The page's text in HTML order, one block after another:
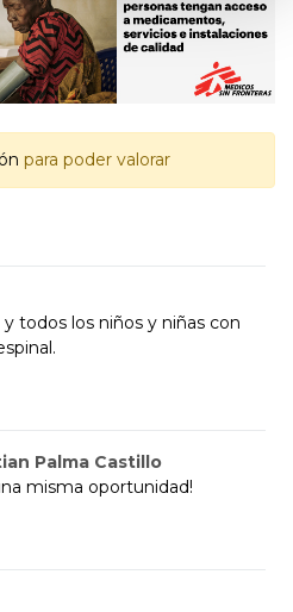
para poder valorar
todos los niños y niñas con
Palma Castillo
misma oportunidad!